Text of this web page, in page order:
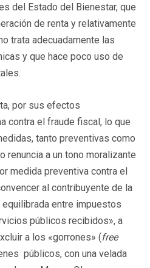
del Estado del Bienestar, que
de renta y relativamente
trata adecuadamente las
y que hace poco uso de
por sus efectos
contra el fraude fiscal, lo que
tanto preventivas como
renuncia a un tono moralizante
medida preventiva contra el
al contribuyente de la
entre impuestos
públicos recibidos», a
a los «gorrones» (free
públicos, con una velada